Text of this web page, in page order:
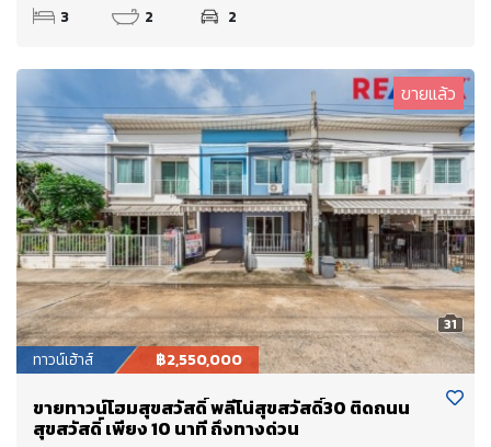
3 2 2
31
ขายแล้ว
ทาวน์เฮ้าส์ ฿2,550,000
ขายทาวน์โฮมสุขสวัสดิ์ พลีโน่สุขสวัสดิ์30 ติดถนน
สุขสวัสดิ์ เพียง 10 นาที ถึงทางด่วน